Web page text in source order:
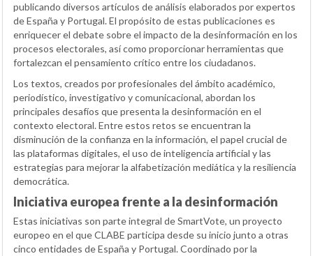
publicando diversos artículos de análisis elaborados por expertos
de España y Portugal. El propósito de estas publicaciones es
enriquecer el debate sobre el impacto de la desinformación en los
procesos electorales, así como proporcionar herramientas que
fortalezcan el pensamiento crítico entre los ciudadanos.
Los textos, creados por profesionales del ámbito académico,
periodístico, investigativo y comunicacional, abordan los
principales desafíos que presenta la desinformación en el
contexto electoral. Entre estos retos se encuentran la
disminución de la confianza en la información, el papel crucial de
las plataformas digitales, el uso de inteligencia artificial y las
estrategias para mejorar la alfabetización mediática y la resiliencia
democrática.
Iniciativa europea frente a la desinformación
Estas iniciativas son parte integral de SmartVote, un proyecto
europeo en el que CLABE participa desde su inicio junto a otras
cinco entidades de España y Portugal. Coordinado por la